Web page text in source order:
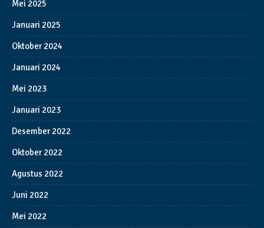
Mei 2025
Januari 2025
Oktober 2024
Januari 2024
Mei 2023
Januari 2023
Desember 2022
Oktober 2022
Agustus 2022
Juni 2022
Mei 2022